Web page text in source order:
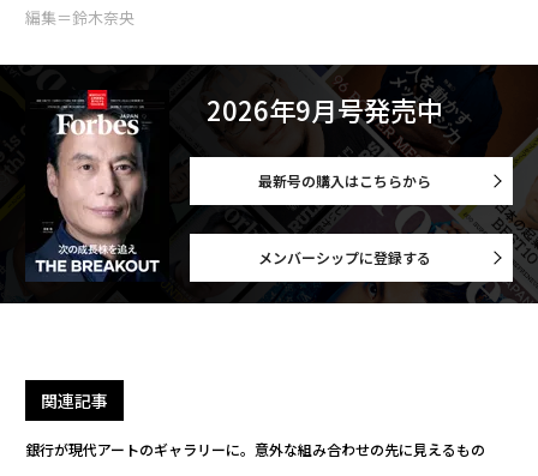
編集＝鈴木奈央
2026年9月号発売中
最新号の購入はこちらから
メンバーシップに登録する
関連記事
銀行が現代アートのギャラリーに。意外な組み合わせの先に見えるもの